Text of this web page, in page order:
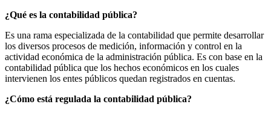
¿Qué es la contabilidad pública?
Es una rama especializada de la contabilidad que permite desarrollar
los diversos procesos de medición, información y control en la
actividad económica de la administración pública. Es con base en la
contabilidad pública que los hechos económicos en los cuales
intervienen los entes públicos quedan registrados en cuentas.
¿Cómo está regulada la contabilidad pública?